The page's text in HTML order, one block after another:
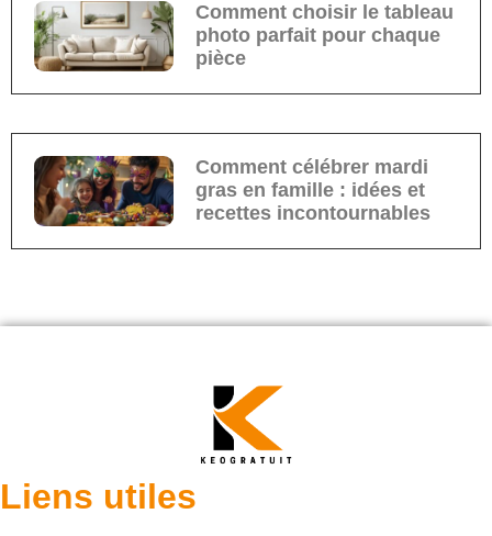
Comment choisir le tableau
photo parfait pour chaque
pièce
Comment célébrer mardi
gras en famille : idées et
recettes incontournables
Liens utiles